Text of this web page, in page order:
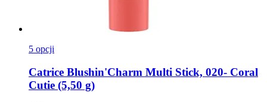
5 opcji
Catrice Blushin'Charm Multi Stick, 020-​ Coral
Cutie (5,50 g)